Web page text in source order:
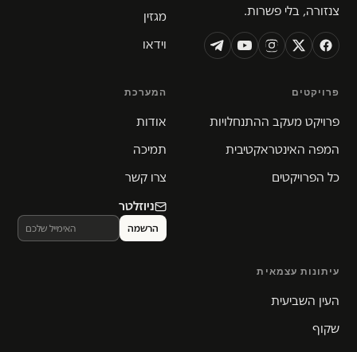
צנזורה, בלי פשרות.
מגזין
וידאו
פרויקטים
פרויקט מעקב ההתנחלויות
המפה האינטראקטיבית
כל הפרויקטים
המערכת
אודות
תמיכה
צרו קשר
ניוזלטר
עיתונות עצמאית
העין השביעית
שקוף